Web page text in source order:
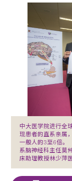
中大医学院进行全
现患者的直系亲属
一般人的3至6倍。
系脑神经科主任莫
床助理教授林少萍